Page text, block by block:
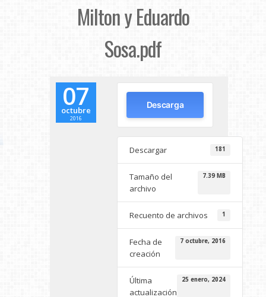
Milton y Eduardo
Sosa.pdf
07
octubre
2016
Descarga
Descargar 181
Tamaño del
archivo
7.39 MB
Recuento de archivos 1
Fecha de
creación
7 octubre, 2016
Última
actualización
25 enero, 2024